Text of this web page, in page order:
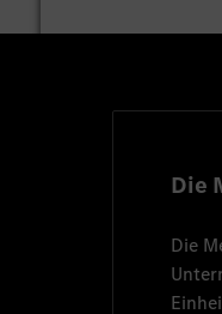
Die
Die